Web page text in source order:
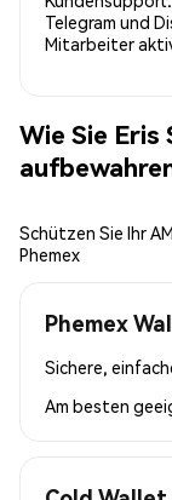
Telegram und
Mitarbeiter
Wie Sie Eris
Schützen Sie Ihr
Phemex
Phemex
Sichere,
Am besten